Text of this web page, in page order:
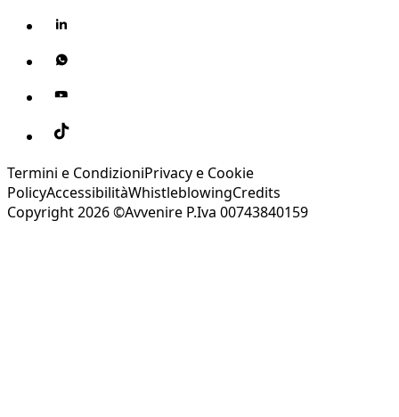
Termini e CondizioniPrivacy e Cookie
PolicyAccessibilitàWhistleblowingCredits
Copyright 2026 ©Avvenire P.Iva 00743840159